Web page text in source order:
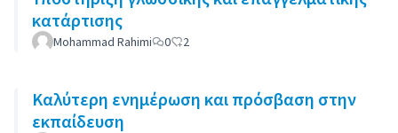
κατάρτισης
Mohammad Rahimi 0 2
Καλύτερη ενημέρωση και πρόσβαση στην
εκπαίδευση